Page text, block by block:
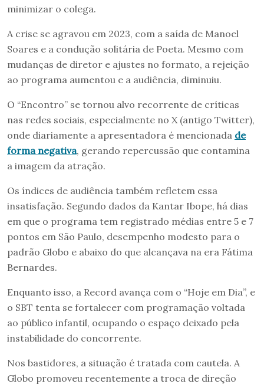
minimizar o colega.
A crise se agravou em 2023, com a saída de Manoel
Soares e a condução solitária de Poeta. Mesmo com
mudanças de diretor e ajustes no formato, a rejeição
ao programa aumentou e a audiência, diminuiu.
O “Encontro” se tornou alvo recorrente de críticas
nas redes sociais, especialmente no X (antigo Twitter),
onde diariamente a apresentadora é mencionada de
forma negativa, gerando repercussão que contamina
a imagem da atração.
Os índices de audiência também refletem essa
insatisfação. Segundo dados da Kantar Ibope, há dias
em que o programa tem registrado médias entre 5 e 7
pontos em São Paulo, desempenho modesto para o
padrão Globo e abaixo do que alcançava na era Fátima
Bernardes.
Enquanto isso, a Record avança com o “Hoje em Dia”, e
o SBT tenta se fortalecer com programação voltada
ao público infantil, ocupando o espaço deixado pela
instabilidade do concorrente.
Nos bastidores, a situação é tratada com cautela. A
Globo promoveu recentemente a troca de direção